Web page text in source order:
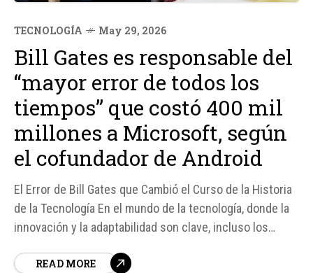
TECNOLOGÍA May 29, 2026
Bill Gates es responsable del
“mayor error de todos los
tiempos” que costó 400 mil
millones a Microsoft, según
el cofundador de Android
El Error de Bill Gates que Cambió el Curso de la Historia
de la Tecnología En el mundo de la tecnología, donde la
innovación y la adaptabilidad son clave, incluso los
cambian el curso de la historia. Uno de estos errores,
READ MORE